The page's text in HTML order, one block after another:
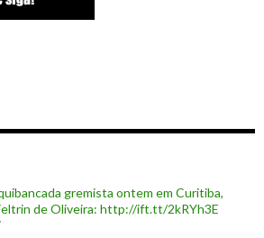
gremista ontem em Curitiba,
de Oliveira: http://ift.tt/2kRYh3E